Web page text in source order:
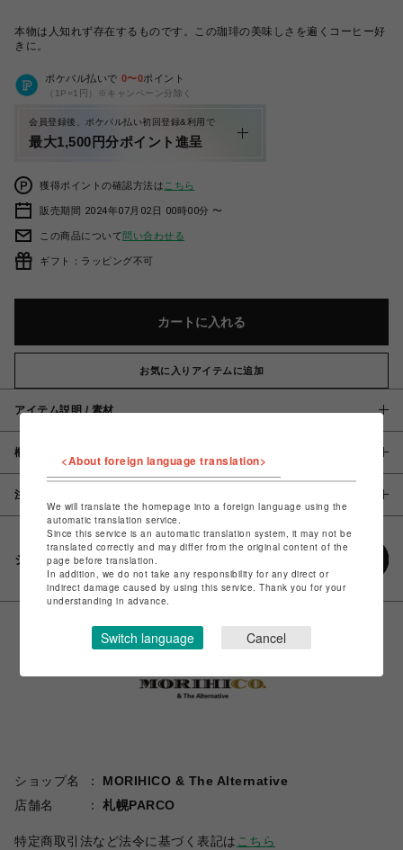
本物は人知れず存在するものです。この珈琲の美味しさを遍くコーヒー好
きに。
ポケパル払いで 0〜0ポイント
（1P=1円）※キャンペーン分除く
会員登録後、ポケパル払い初回登録&利用で
最大1,500円分ポイント進呈
獲得ポイントの確認方法は こちら
販売期間 2024年07月02日 00時00分 〜
この商品について問い合わせる
ギフト：ラッピング不可
カートに入れる
お気に入りアイテムに追加
アイテム説明 / 素材
概要
注意事項
シェアする
ショップ名
MORIHICO & The Alternative
店舗名
札幌PARCO
特定商取引法など法令に基づく表記は こちら
<About foreign language translation>
We will translate the homepage into a foreign language using the
automatic translation service.
Since this service is an automatic translation system, it may not be
translated correctly and may differ from the original content of the
page before translation.
In addition, we do not take any responsibility for any direct or
indirect damage caused by using this service. Thank you for your
understanding in advance.
Switch language Cancel